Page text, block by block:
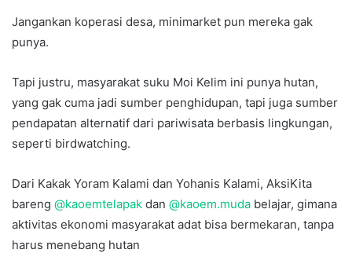
Jangankan koperasi desa, minimarket pun mereka gak
punya.
Tapi justru, masyarakat suku Moi Kelim ini punya hutan,
yang gak cuma jadi sumber penghidupan, tapi juga sumber
pendapatan alternatif dari pariwisata berbasis lingkungan,
seperti birdwatching.
Dari Kakak Yoram Kalami dan Yohanis Kalami, AksiKita
bareng @kaoemtelapak dan @kaoem.muda belajar, gimana
aktivitas ekonomi masyarakat adat bisa bermekaran, tanpa
harus menebang hutan